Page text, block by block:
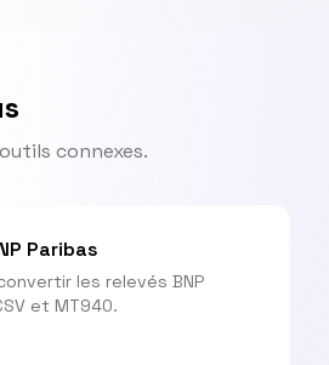
connexes.
Paribas
les relevés BNP
et MT940.